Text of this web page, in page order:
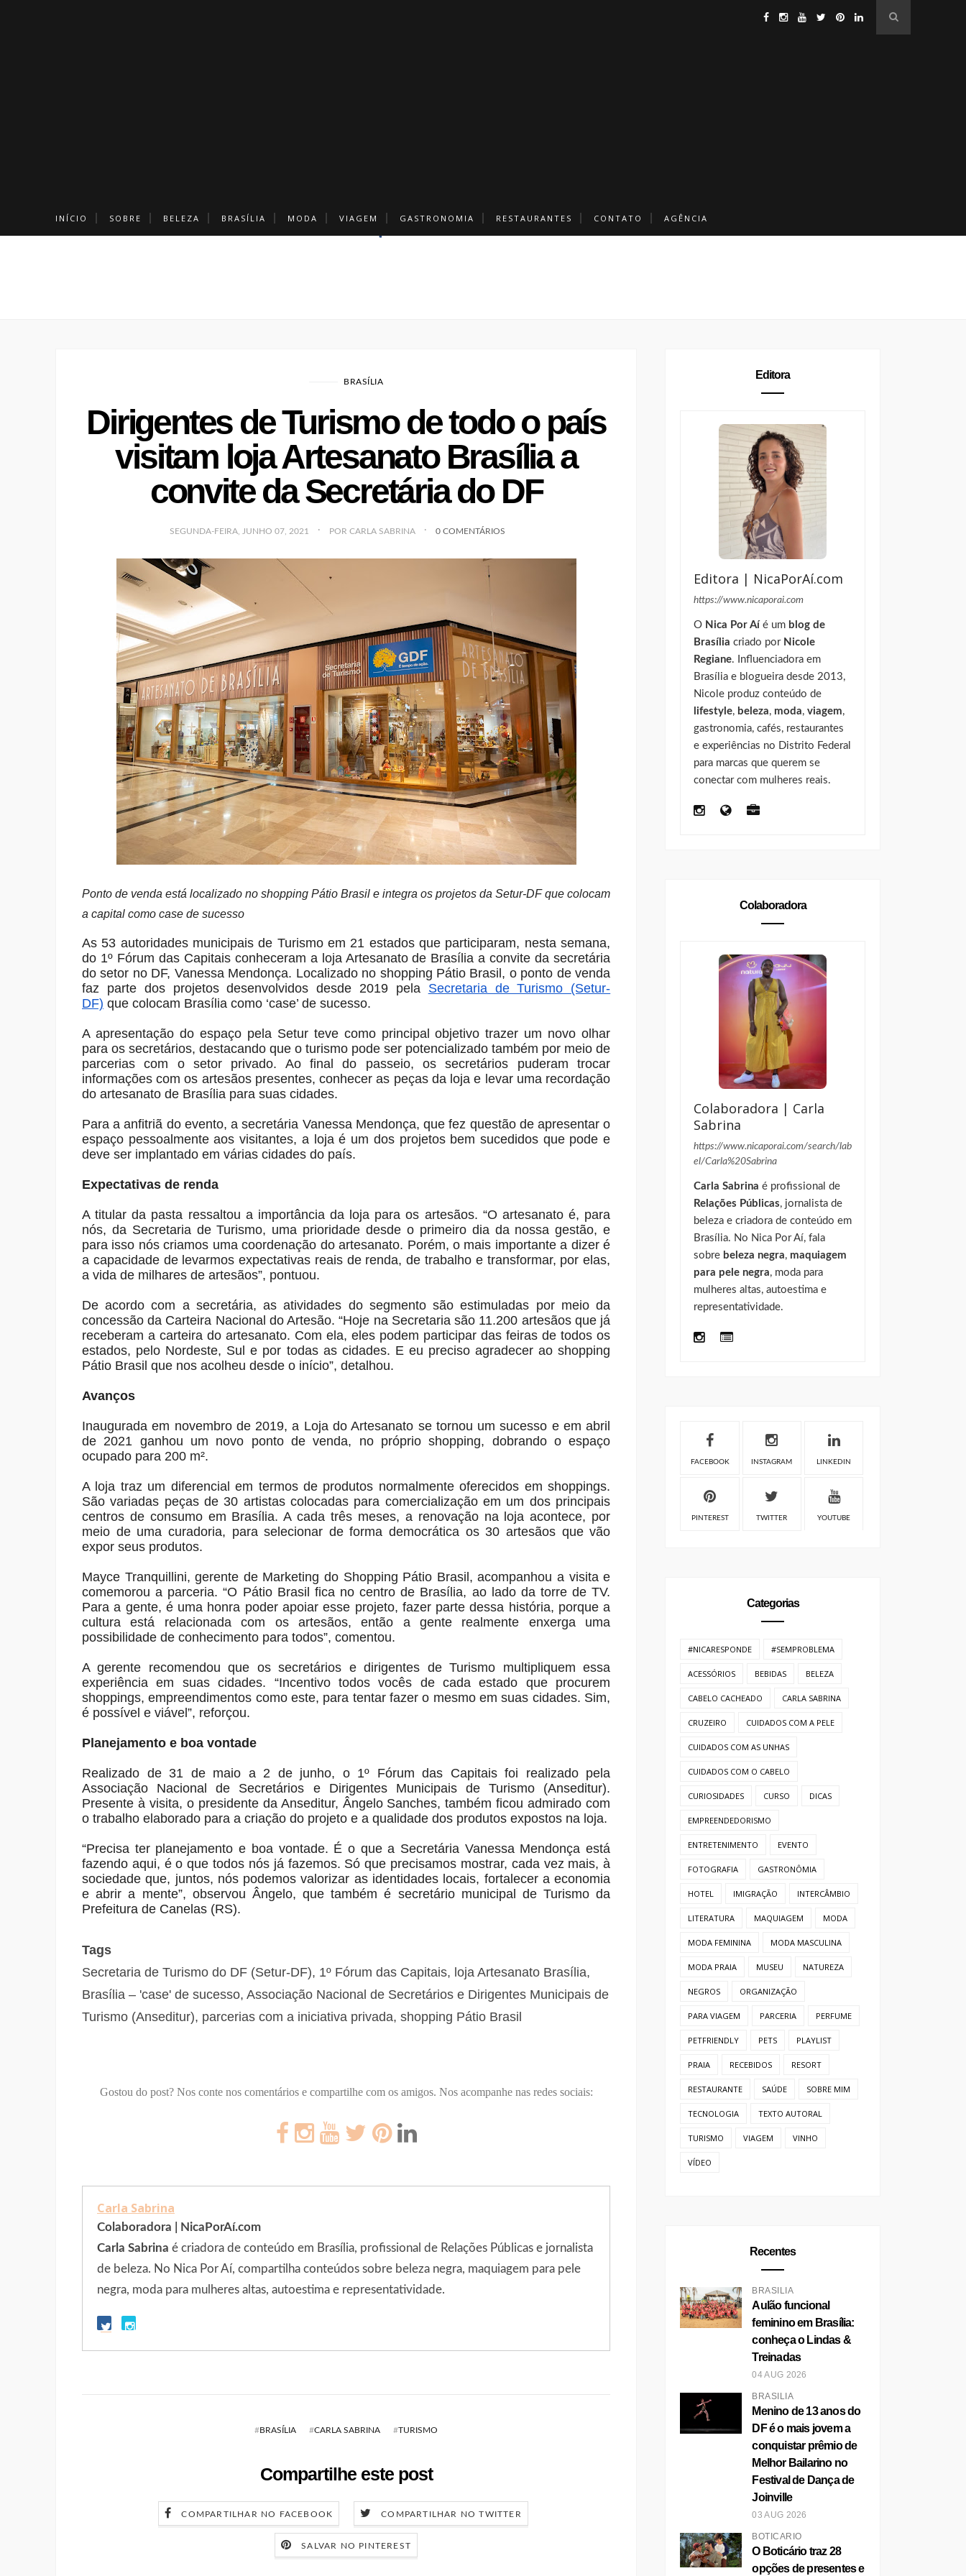
INÍCIO SOBRE BELEZA BRASÍLIA MODA VIAGEM GASTRONOMIA RESTAURANTES CONTATO AGÊNCIA
BRASÍLIA
Dirigentes de Turismo de todo o país
visitam loja Artesanato Brasília a
convite da Secretária do DF
SEGUNDA-FEIRA, JUNHO 07, 2021 POR CARLA SABRINA 0 COMENTÁRIOS
Ponto de venda está localizado no shopping Pátio Brasil e integra os projetos da Setur-DF que colocam
a capital como case de sucesso
As 53 autoridades municipais de Turismo em 21 estados que participaram, nesta semana,
do 1º Fórum das Capitais conheceram a loja Artesanato de Brasília a convite da secretária
do setor no DF, Vanessa Mendonça. Localizado no shopping Pátio Brasil, o ponto de venda
faz parte dos projetos desenvolvidos desde 2019 pela Secretaria de Turismo (Setur-
DF) que colocam Brasília como ‘case’ de sucesso.
A apresentação do espaço pela Setur teve como principal objetivo trazer um novo olhar
para os secretários, destacando que o turismo pode ser potencializado também por meio de
parcerias com o setor privado. Ao final do passeio, os secretários puderam trocar
informações com os artesãos presentes, conhecer as peças da loja e levar uma recordação
do artesanato de Brasília para suas cidades.
Para a anfitriã do evento, a secretária Vanessa Mendonça, que fez questão de apresentar o
espaço pessoalmente aos visitantes, a loja é um dos projetos bem sucedidos que pode e
deve ser implantado em várias cidades do país.
Expectativas de renda
A titular da pasta ressaltou a importância da loja para os artesãos. “O artesanato é, para
nós, da Secretaria de Turismo, uma prioridade desde o primeiro dia da nossa gestão, e
para isso nós criamos uma coordenação do artesanato. Porém, o mais importante a dizer é
a capacidade de levarmos expectativas reais de renda, de trabalho e transformar, por elas,
a vida de milhares de artesãos”, pontuou.
De acordo com a secretária, as atividades do segmento são estimuladas por meio da
concessão da Carteira Nacional do Artesão. “Hoje na Secretaria são 11.200 artesãos que já
receberam a carteira do artesanato. Com ela, eles podem participar das feiras de todos os
estados, pelo Nordeste, Sul e por todas as cidades. E eu preciso agradecer ao shopping
Pátio Brasil que nos acolheu desde o início”, detalhou.
Avanços
Inaugurada em novembro de 2019, a Loja do Artesanato se tornou um sucesso e em abril
de 2021 ganhou um novo ponto de venda, no próprio shopping, dobrando o espaço
ocupado para 200 m².
A loja traz um diferencial em termos de produtos normalmente oferecidos em shoppings.
São variadas peças de 30 artistas colocadas para comercialização em um dos principais
centros de consumo em Brasília. A cada três meses, a renovação na loja acontece, por
meio de uma curadoria, para selecionar de forma democrática os 30 artesãos que vão
expor seus produtos.
Mayce Tranquillini, gerente de Marketing do Shopping Pátio Brasil, acompanhou a visita e
comemorou a parceria. “O Pátio Brasil fica no centro de Brasília, ao lado da torre de TV.
Para a gente, é uma honra poder apoiar esse projeto, fazer parte dessa história, porque a
cultura está relacionada com os artesãos, então a gente realmente enxerga uma
possibilidade de conhecimento para todos”, comentou.
A gerente recomendou que os secretários e dirigentes de Turismo multipliquem essa
experiência em suas cidades. “Incentivo todos vocês de cada estado que procurem
shoppings, empreendimentos como este, para tentar fazer o mesmo em suas cidades. Sim,
é possível e viável”, reforçou.
Planejamento e boa vontade
Realizado de 31 de maio a 2 de junho, o 1º Fórum das Capitais foi realizado pela
Associação Nacional de Secretários e Dirigentes Municipais de Turismo (Anseditur).
Presente à visita, o presidente da Anseditur, Ângelo Sanches, também ficou admirado com
o trabalho elaborado para a criação do projeto e a qualidade dos produtos expostos na loja.
“Precisa ter planejamento e boa vontade. É o que a Secretária Vanessa Mendonça está
fazendo aqui, é o que todos nós já fazemos. Só que precisamos mostrar, cada vez mais, à
sociedade que, juntos, nós podemos valorizar as identidades locais, fortalecer a economia
e abrir a mente”, observou Ângelo, que também é secretário municipal de Turismo da
Prefeitura de Canelas (RS).
Tags
Secretaria de Turismo do DF (Setur-DF), 1º Fórum das Capitais, loja Artesanato Brasília,
Brasília – 'case' de sucesso, Associação Nacional de Secretários e Dirigentes Municipais de
Turismo (Anseditur), parcerias com a iniciativa privada, shopping Pátio Brasil
Gostou do post? Nos conte nos comentários e compartilhe com os amigos. Nos acompanhe nas redes sociais:
Carla Sabrina
Colaboradora | NicaPorAí.com
Carla Sabrina é criadora de conteúdo em Brasília, profissional de Relações Públicas e jornalista
de beleza. No Nica Por Aí, compartilha conteúdos sobre beleza negra, maquiagem para pele
negra, moda para mulheres altas, autoestima e representatividade.
#BRASÍLIA #CARLA SABRINA #TURISMO
Compartilhe este post
COMPARTILHAR NO FACEBOOK COMPARTILHAR NO TWITTER
SALVAR NO PINTEREST
Editora
Editora | NicaPorAí.com
https://www.nicaporai.com
O Nica Por Aíé um blog de
Brasília criado por Nicole
Regiane. Influenciadora em
Brasília e blogueira desde 2013,
Nicole produz conteúdo de
lifestyle, beleza, moda,viagem,
gastronomia, cafés, restaurantes
e experiências no Distrito Federal
para marcas que querem se
conectar com mulheres reais.
Colaboradora
Colaboradora | Carla
Sabrina
https://www.nicaporai.com/search/lab
el/Carla%20Sabrina
Carla Sabrina é profissional de
Relações Públicas, jornalista de
beleza e criadora de conteúdo em
Brasília. No Nica Por Aí, fala
sobre beleza negra, maquiagem
para pele negra, moda para
mulheres altas, autoestima e
representatividade.
FACEBOOK INSTAGRAM LINKEDIN
PINTEREST TWITTER YOUTUBE
Categorias
#NICARESPONDE #SEMPROBLEMA
ACESSÓRIOS BEBIDAS BELEZA
CABELO CACHEADO CARLA SABRINA
CRUZEIRO CUIDADOS COM A PELE
CUIDADOS COM AS UNHAS
CUIDADOS COM O CABELO
CURIOSIDADES CURSO DICAS
EMPREENDEDORISMO
ENTRETENIMENTO EVENTO
FOTOGRAFIA GASTRONÔMIA
HOTEL IMIGRAÇÃO INTERCÂMBIO
LITERATURA MAQUIAGEM MODA
MODA FEMININA MODA MASCULINA
MODA PRAIA MUSEU NATUREZA
NEGROS ORGANIZAÇÃO
PARA VIAGEM PARCERIA PERFUME
PETFRIENDLY PETS PLAYLIST
PRAIA RECEBIDOS RESORT
RESTAURANTE SAÚDE SOBRE MIM
TECNOLOGIA TEXTO AUTORAL
TURISMO VIAGEM VINHO
VÍDEO
Recentes
BRASÍLIA
Aulão funcional
feminino em Brasília:
conheça o Lindas &
Treinadas
04 AUG 2026
BRASÍLIA
Menino de 13 anos do
DF é o mais jovem a
conquistar prêmio de
Melhor Bailarino no
Festival de Dança de
Joinville
03 AUG 2026
BOTICÁRIO
O Boticário traz 28
opções de presentes e